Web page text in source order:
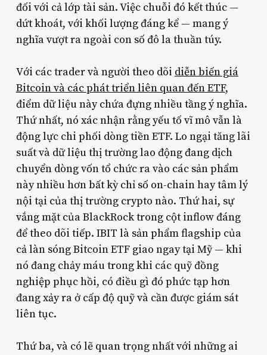
đối với cả lớp tài sản. Việc chuỗi đó kết thúc —
dứt khoát, với khối lượng đáng kể — mang ý
nghĩa vượt ra ngoài con số đô la thuần túy.
Với các trader và người theo dõi diễn biến giá
Bitcoin và các phát triển liên quan đến ETF,
điểm dữ liệu này chứa đựng nhiều tầng ý nghĩa.
Thứ nhất, nó xác nhận rằng yếu tố vĩ mô vẫn là
động lực chi phối dòng tiền ETF. Lo ngại tăng lãi
suất và dữ liệu thị trường lao động đang dịch
chuyển dòng vốn tổ chức ra vào các sản phẩm
này nhiều hơn bất kỳ chỉ số on-chain hay tâm lý
nội tại của thị trường crypto nào. Thứ hai, sự
vắng mặt của BlackRock trong cột inflow đáng
để theo dõi tiếp. IBIT là sản phẩm flagship của
cả làn sóng Bitcoin ETF giao ngay tại Mỹ — khi
nó đang chảy máu trong khi các quỹ đồng
nghiệp phục hồi, có điều gì đó phức tạp hơn
đang xảy ra ở cấp độ quỹ và cần được giám sát
liên tục.
Thứ ba, và có lẽ quan trọng nhất với những ai